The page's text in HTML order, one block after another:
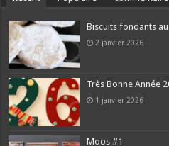
Biscuits fondants
2 janvier 2026
Très Bonne Année
1 janvier 2026
Moos #1